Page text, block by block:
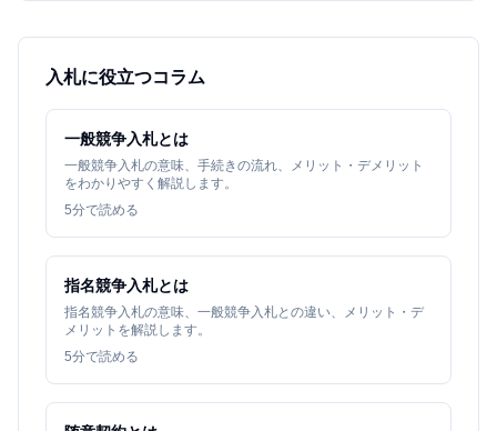
入札に役立つコラム
一般競争入札とは
一般競争入札の意味、手続きの流れ、メリット・デメリット
をわかりやすく解説します。
5分で読める
指名競争入札とは
指名競争入札の意味、一般競争入札との違い、メリット・デ
メリットを解説します。
5分で読める